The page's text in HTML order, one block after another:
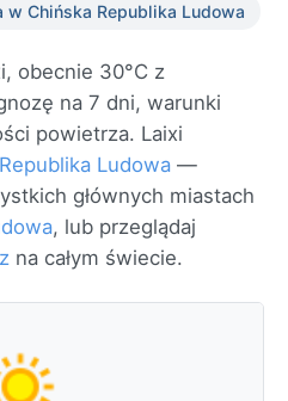
w Chińska Republika Ludowa
obecnie 30°C z
na 7 dni, warunki
powietrza. Laixi
Ludowa —
głównych miastach
, lub przeglądaj
na całym świecie.